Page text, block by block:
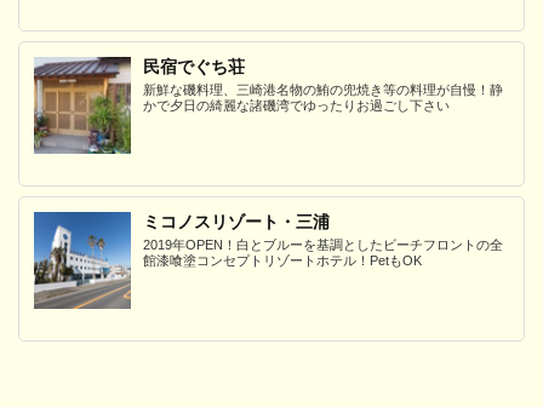
民宿でぐち荘
新鮮な磯料理、三崎港名物の鮪の兜焼き等の料理が自慢！静
かで夕日の綺麗な諸磯湾でゆったりお過ごし下さい
ミコノスリゾート・三浦
2019年OPEN！白とブルーを基調としたビーチフロントの全
館漆喰塗コンセプトリゾートホテル！PetもOK